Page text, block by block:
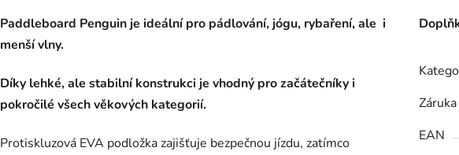
Paddleboard Penguin je ideální pro pádlování, jógu, rybaření, ale i
menší vlny.
Díky lehké, ale stabilní konstrukci je vhodný pro začátečníky i
pokročilé všech věkových kategorií.
Protiskluzová EVA podložka zajišťuje bezpečnou jízdu, zatímco
Záruka
EAN